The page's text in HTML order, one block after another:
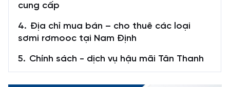
cung cấp
Địa chỉ mua bán – cho thuê các loại
sơmi rơmooc tại Nam Định
Chính sách - dịch vụ hậu mãi Tân Thanh